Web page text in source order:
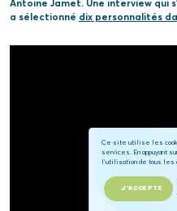
Ce site utilise les
services. En appuyant
l'utilisation de tous les
J'ACCEPTE
Antoine Jamet. Une interview qui
a sélectionné dix personnalités